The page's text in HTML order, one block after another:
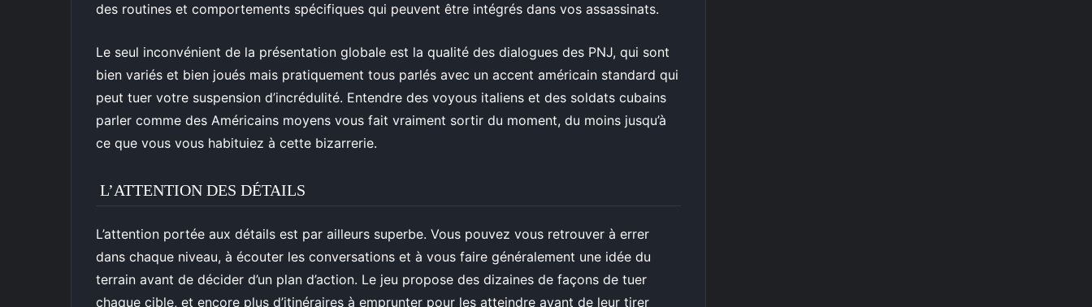
des routines et comportements spécifiques qui peuvent être intégrés dans vos assassinats.
Le seul inconvénient de la présentation globale est la qualité des dialogues des PNJ, qui sont
bien variés et bien joués mais pratiquement tous parlés avec un accent américain standard qui
peut tuer votre suspension d’incrédulité. Entendre des voyous italiens et des soldats cubains
parler comme des Américains moyens vous fait vraiment sortir du moment, du moins jusqu’à
ce que vous vous habituiez à cette bizarrerie.
L’ATTENTION DES DÉTAILS
L’attention portée aux détails est par ailleurs superbe. Vous pouvez vous retrouver à errer
dans chaque niveau, à écouter les conversations et à vous faire généralement une idée du
terrain avant de décider d’un plan d’action. Le jeu propose des dizaines de façons de tuer
chaque cible, et encore plus d’itinéraires à emprunter pour les atteindre avant de leur tirer